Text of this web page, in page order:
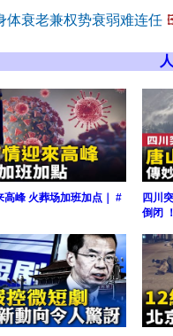
体衰老兼权势衰弱难连任
高峰 火葬场加班加点｜ #
四川
倒闭